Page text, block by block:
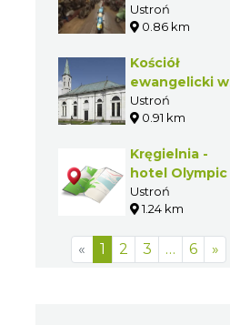
„Rdzawe
Diamenty” w
Ustroń
0.86 km
Kościół
ewangelicki w
Ustroniu
Ustroń
0.91 km
Kręgielnia -
hotel Olympic
Ustroń
1.24 km
« 1 2 3 … 6 »